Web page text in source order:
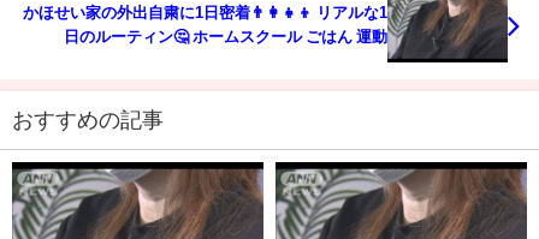
かほせい家の外出自粛に1日密着👨‍👩‍👧‍👦 リアルな1
日のルーティン🤔 ホームスクール ごはん 運動
おすすめの記事